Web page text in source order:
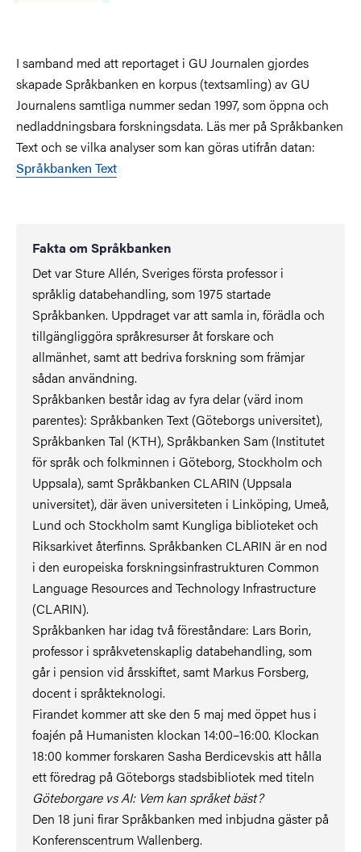
I samband med att reportaget i GU Journalen gjordes
skapade Språkbanken en korpus (textsamling) av GU
Journalens samtliga nummer sedan 1997, som öppna och
nedladdningsbara forskningsdata. Läs mer på Språkbanken
Text och se vilka analyser som kan göras utifrån datan:
Språkbanken Text
Fakta om Språkbanken
Det var Sture Allén, Sveriges första professor i
språklig databehandling, som 1975 startade
Språkbanken. Uppdraget var att samla in, förädla och
tillgängliggöra språkresurser åt forskare och
allmänhet, samt att bedriva forskning som främjar
sådan användning.
Språkbanken består idag av fyra delar (värd inom
parentes): Språkbanken Text (Göteborgs universitet),
Språkbanken Tal (KTH), Språkbanken Sam (Institutet
för språk och folkminnen i Göteborg, Stockholm och
Uppsala), samt Språkbanken CLARIN (Uppsala
universitet), där även universiteten i Linköping, Umeå,
Lund och Stockholm samt Kungliga biblioteket och
Riksarkivet återfinns. Språkbanken CLARIN är en nod
i den europeiska forskningsinfrastrukturen Common
Language Resources and Technology Infrastructure
(CLARIN).
Språkbanken har idag två föreståndare: Lars Borin,
professor i språkvetenskaplig databehandling, som
går i pension vid årsskiftet, samt Markus Forsberg,
docent i språkteknologi.
Firandet kommer att ske den 5 maj med öppet hus i
foajén på Humanisten klockan 14:00–16:00. Klockan
18:00 kommer forskaren Sasha Berdicevskis att hålla
ett föredrag på Göteborgs stadsbibliotek med titeln
Göteborgare vs AI: Vem kan språket bäst?
Den 18 juni firar Språkbanken med inbjudna gäster på
Konferenscentrum Wallenberg.